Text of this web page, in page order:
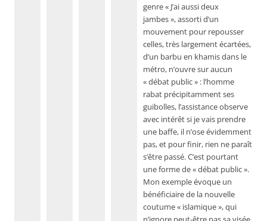
genre « J’ai aussi deux
jambes », assorti d’un
mouvement pour repousser
celles, très largement écartées,
d’un barbu en khamis dans le
métro, n’ouvre sur aucun
« débat public » : l’homme
rabat précipitamment ses
guibolles, l’assistance observe
avec intérêt si je vais prendre
une baffe, il n’ose évidemment
pas, et pour finir, rien ne paraît
s’être passé. C’est pourtant
une forme de « débat public ».
Mon exemple évoque un
bénéficiaire de la nouvelle
coutume « islamique », qui